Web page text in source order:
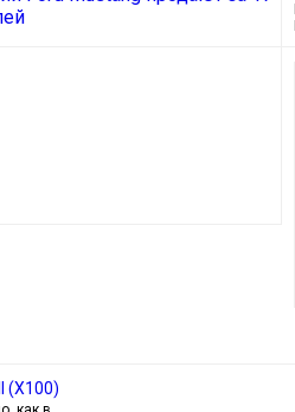
(Х100)